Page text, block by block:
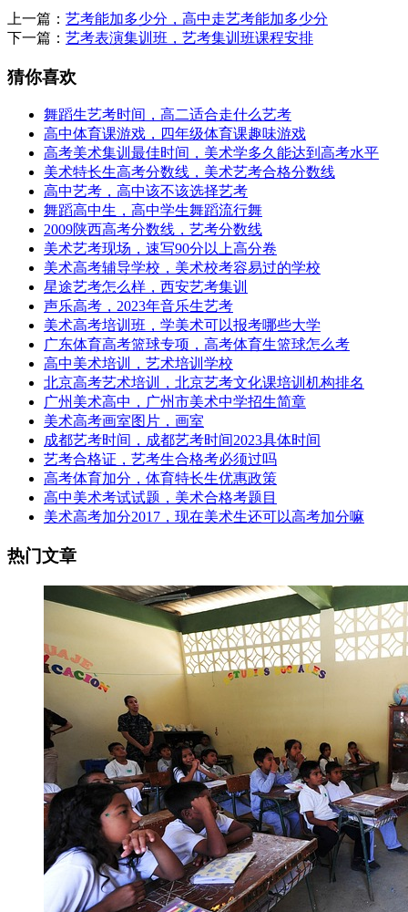
上一篇： 艺考能加多少分，高中走艺考能加多少分
下一篇： 艺考表演集训班，艺考集训班课程安排
猜你喜欢
舞蹈生艺考时间，高二适合走什么艺考
高中体育课游戏，四年级体育课趣味游戏
高考美术集训最佳时间，美术学多久能达到高考水平
美术特长生高考分数线，美术艺考合格分数线
高中艺考，高中该不该选择艺考
舞蹈高中生，高中学生舞蹈流行舞
2009陕西高考分数线，艺考分数线
美术艺考现场，速写90分以上高分卷
美术高考辅导学校，美术校考容易过的学校
星途艺考怎么样，西安艺考集训
声乐高考，2023年音乐生艺考
美术高考培训班，学美术可以报考哪些大学
广东体育高考篮球专项，高考体育生篮球怎么考
高中美术培训，艺术培训学校
北京高考艺术培训，北京艺考文化课培训机构排名
广州美术高中，广州市美术中学招生简章
美术高考画室图片，画室
成都艺考时间，成都艺考时间2023具体时间
艺考合格证，艺考生合格考必须过吗
高考体育加分，体育特长生优惠政策
高中美术考试试题，美术合格考题目
美术高考加分2017，现在美术生还可以高考加分嘛
热门文章